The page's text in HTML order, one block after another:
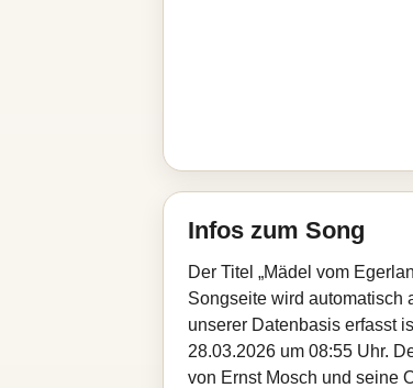
Infos zum Song
Der Titel „Mädel vom
Songseite wird automatisch
unserer Datenbasis erfasst
28.03.2026 um 08:55 Uhr.
von Ernst Mosch und seine